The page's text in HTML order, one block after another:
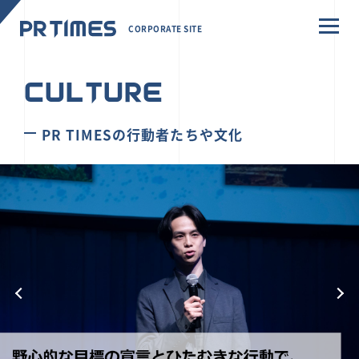
CORPORATE SITE
CULTURE
PR TIMESの行動者たちや文化